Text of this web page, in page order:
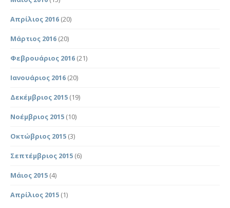
Απρίλιος 2016 (20)
Μάρτιος 2016 (20)
Φεβρουάριος 2016 (21)
Ιανουάριος 2016 (20)
Δεκέμβριος 2015 (19)
Νοέμβριος 2015 (10)
Οκτώβριος 2015 (3)
Σεπτέμβριος 2015 (6)
Μάιος 2015 (4)
Απρίλιος 2015 (1)